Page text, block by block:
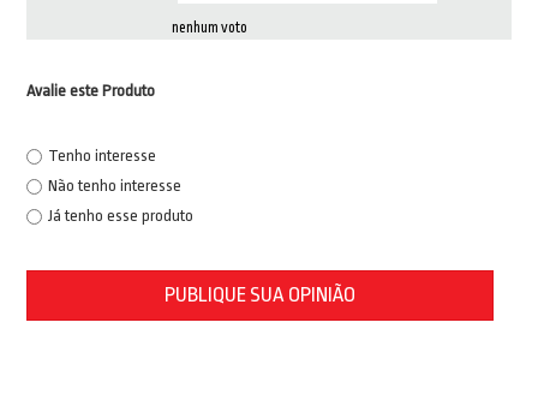
nenhum voto
Avalie este Produto
Tenho interesse
Não tenho interesse
Já tenho esse produto
PUBLIQUE SUA OPINIÃO